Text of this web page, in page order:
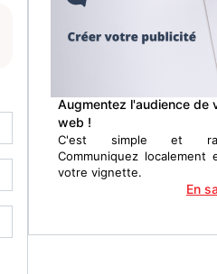
Augmentez l'audience de
web !
C'est simple et
Communiquez localement
votre vignette.
En